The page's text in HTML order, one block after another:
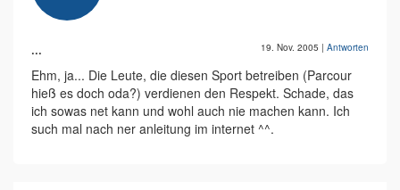
... 19. Nov. 2005 | Antworten
Ehm, ja... Die Leute, die diesen Sport betreiben (Parcour
hieß es doch oda?) verdienen den Respekt. Schade, das
ich sowas net kann und wohl auch nie machen kann. Ich
such mal nach ner anleitung im internet ^^.